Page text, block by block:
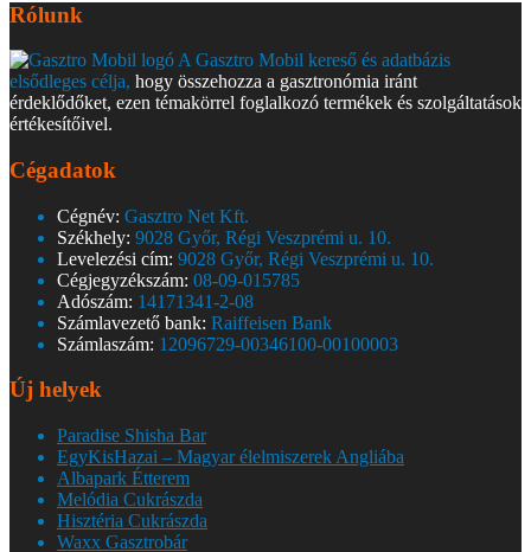
Rólunk
A Gasztro Mobil kereső és adatbázis
elsődleges célja, hogy összehozza a gasztronómia iránt
érdeklődőket, ezen témakörrel foglalkozó termékek és szolgáltatások
értékesítőivel.
Cégadatok
Cégnév: Gasztro Net Kft.
Székhely: 9028 Győr, Régi Veszprémi u. 10.
Levelezési cím: 9028 Győr, Régi Veszprémi u. 10.
Cégjegyzékszám: 08-09-015785
Adószám: 14171341-2-08
Számlavezető bank: Raiffeisen Bank
Számlaszám: 12096729-00346100-00100003
Új helyek
Paradise Shisha Bar
EgyKisHazai – Magyar élelmiszerek Angliába
Albapark Étterem
Melódia Cukrászda
Hisztéria Cukrászda
Waxx Gasztrobár